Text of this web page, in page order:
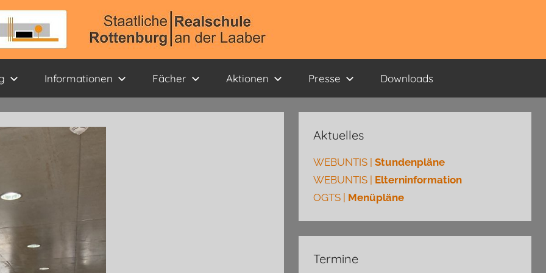
Informationen Fächer Aktionen Presse Downloads
Aktuelles
WEBUNTIS |Stundenpläne
WEBUNTIS | Elterninformation
OGTS | Menüpläne
Termine